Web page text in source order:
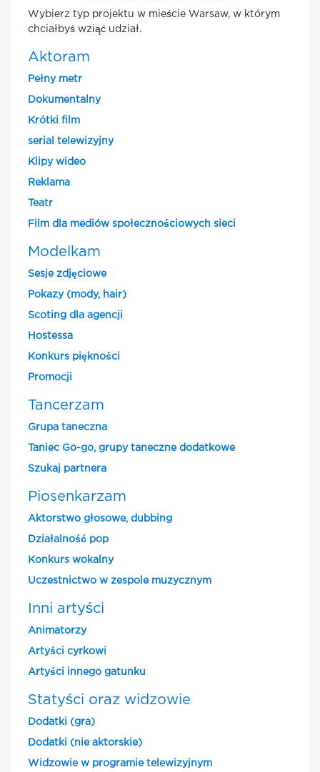
Wybierz typ projektu w mieście Warsaw, w którym
chciałbyś wziąć udział.
Aktoram
Pełny metr
Dokumentalny
Krótki film
serial telewizyjny
Klipy wideo
Reklama
Teatr
Film dla mediów społecznościowych sieci
Modelkam
Sesje zdjęciowe
Pokazy (mody, hair)
Scoting dla agencji
Hostessa
Konkurs piękności
Promocji
Tancerzam
Grupa taneczna
Taniec Go-go, grupy taneczne dodatkowe
Szukaj partnera
Piosenkarzam
Aktorstwo głosowe, dubbing
Działalność pop
Konkurs wokalny
Uczestnictwo w zespole muzycznym
Inni artyści
Animatorzy
Artyści cyrkowi
Artyści innego gatunku
Statyści oraz widzowie
Dodatki (gra)
Dodatki (nie aktorskie)
Widzowie w programie telewizyjnym